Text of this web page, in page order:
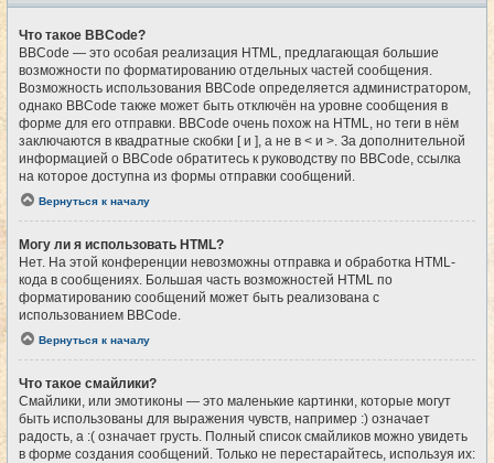
Что такое BBCode?
BBCode — это особая реализация HTML, предлагающая большие
возможности по форматированию отдельных частей сообщения.
Возможность использования BBCode определяется администратором,
однако BBCode также может быть отключён на уровне сообщения в
форме для его отправки. BBCode очень похож на HTML, но теги в нём
заключаются в квадратные скобки [ и ], а не в < и >. За дополнительной
информацией о BBCode обратитесь к руководству по BBCode, ссылка
на которое доступна из формы отправки сообщений.
Вернуться к началу
Могу ли я использовать HTML?
Нет. На этой конференции невозможны отправка и обработка HTML-
кода в сообщениях. Большая часть возможностей HTML по
форматированию сообщений может быть реализована с
использованием BBCode.
Вернуться к началу
Что такое смайлики?
Смайлики, или эмотиконы — это маленькие картинки, которые могут
быть использованы для выражения чувств, например :) означает
радость, а :( означает грусть. Полный список смайликов можно увидеть
в форме создания сообщений. Только не перестарайтесь, используя их: